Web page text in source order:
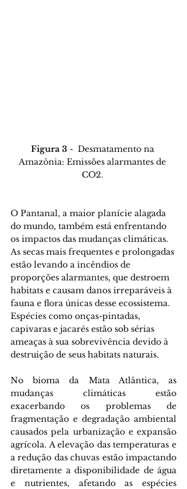
Figura 3 -  Desmatamento na
Amazônia: Emissões alarmantes de
CO2.
O Pantanal, a maior planície alagada
do mundo, também está enfrentando
os impactos das mudanças climáticas.
As secas mais frequentes e prolongadas
estão levando a incêndios de
proporções alarmantes, que destroem
habitats e causam danos irreparáveis à
fauna e flora únicas desse ecossistema.
Espécies como onças-pintadas,
capivaras e jacarés estão sob sérias
ameaças à sua sobrevivência devido à
destruição de seus habitats naturais.
No bioma da Mata Atlântica, as
mudanças climáticas estão
exacerbando os problemas de
fragmentação e degradação ambiental
causados pela urbanização e expansão
agrícola. A elevação das temperaturas e
a redução das chuvas estão impactando
diretamente a disponibilidade de água
e nutrientes, afetando as espécies